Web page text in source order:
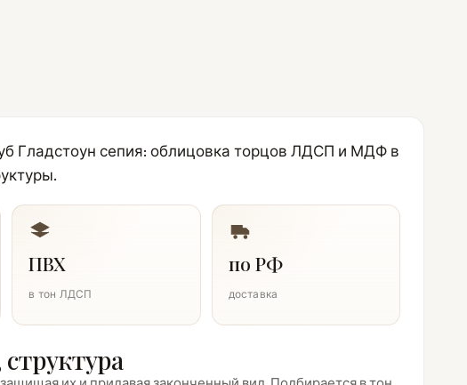
Гладстоун сепия: облицовка торцов ЛДСП и МДФ в
ПВХ
в тон ЛДСП
по РФ
доставка